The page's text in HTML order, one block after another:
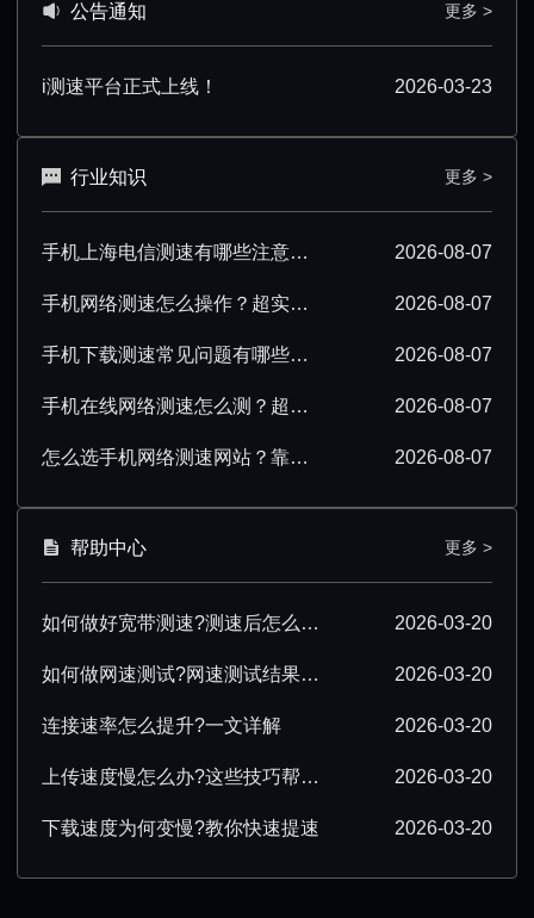
公告通知 更多 >
i测速平台正式上线！ 2026-03-23
行业知识 更多 >
手机上海电信测速有哪些注意事项？看完少走弯路 2026-08-07
手机网络测速怎么操作？超实用步骤与技巧分享 2026-08-07
手机下载测速常见问题有哪些？一文解答所有疑惑 2026-08-07
手机在线网络测速怎么测？超实用操作技巧分享 2026-08-07
怎么选手机网络测速网站？靠谱平台挑选指南 2026-08-07
帮助中心 更多 >
如何做好宽带测速?测速后怎么优化? 2026-03-20
如何做网速测试?网速测试结果怎么解读? 2026-03-20
连接速率怎么提升?一文详解 2026-03-20
上传速度慢怎么办?这些技巧帮你提速 2026-03-20
下载速度为何变慢?教你快速提速 2026-03-20